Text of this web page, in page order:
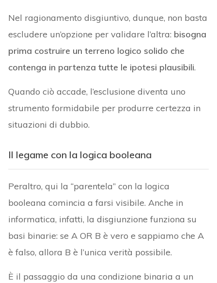
Nel ragionamento disgiuntivo, dunque, non basta
escludere un’opzione per validare l’altra: bisogna
prima costruire un terreno logico solido che
contenga in partenza tutte le ipotesi plausibili.
Quando ciò accade, l’esclusione diventa uno
strumento formidabile per produrre certezza in
situazioni di dubbio.
Il legame con la logica booleana
Peraltro, qui la “parentela” con la logica
booleana comincia a farsi visibile. Anche in
informatica, infatti, la disgiunzione funziona su
basi binarie: se A OR B è vero e sappiamo che A
è falso, allora B è l’unica verità possibile.
È il passaggio da una condizione binaria a un